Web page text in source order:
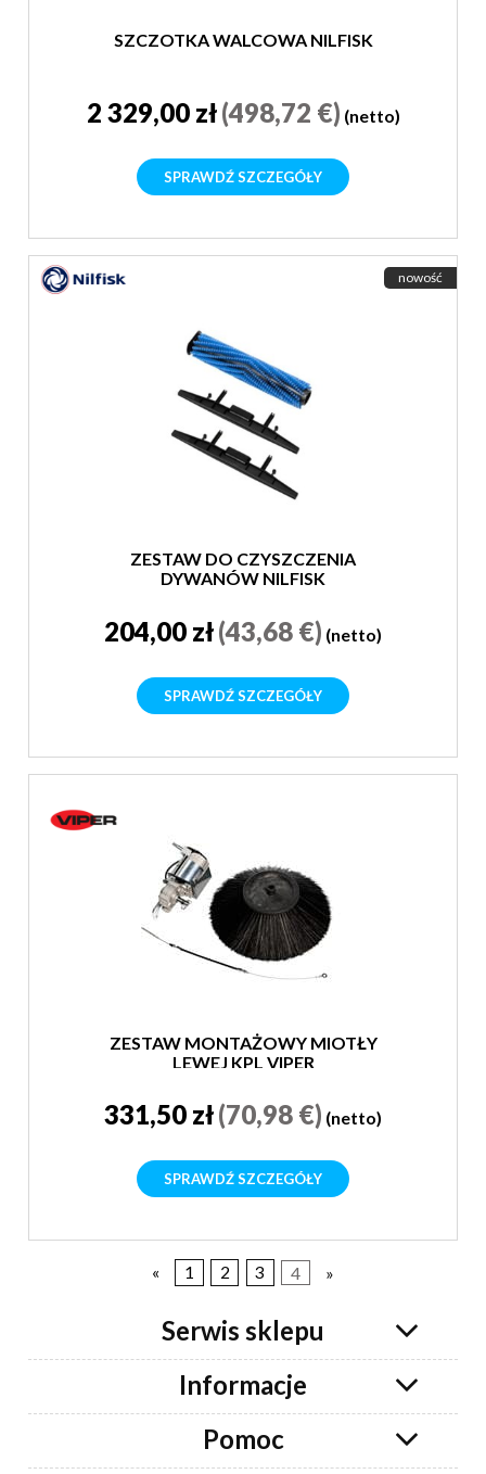
SZCZOTKA WALCOWA NILFISK
2 329,00 zł(498,72 €) (netto)
SPRAWDŹ SZCZEGÓŁY
ZESTAW DO CZYSZCZENIA
DYWANÓW NILFISK
204,00 zł(43,68 €) (netto)
SPRAWDŹ SZCZEGÓŁY
nowość
ZESTAW MONTAŻOWY MIOTŁY
LEWEJ KPL VIPER
331,50 zł(70,98 €) (netto)
SPRAWDŹ SZCZEGÓŁY
« 1 2 3 4 »
Serwis sklepu
Informacje
Pomoc